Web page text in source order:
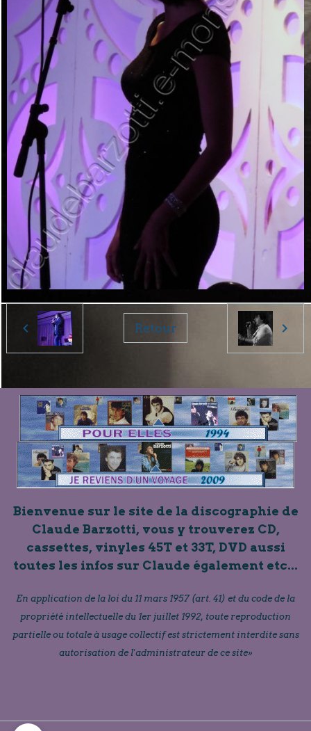
Retour
Bienvenue sur le site de la discographie de
Claude Barzotti, vous y trouverez CD,
cassettes, vinyles 45T et 33T, DVD aussi
toutes les infos sur Claude également etc...
En application de la loi du 11 mars 1957 (art. 41) et du code de la
propriété intellectuelle du 1er juillet 1992, toute reproduction
partielle ou totale à usage collectif est strictement interdite sans
autorisation de l'administrateur de ce site»